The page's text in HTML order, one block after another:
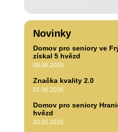
Novinky
Domov pro seniory ve
získal 5 hvězd
08.06.2026
Značka kvality 2.0
01.06.2026
Domov pro seniory
hvězd
20.05.2026